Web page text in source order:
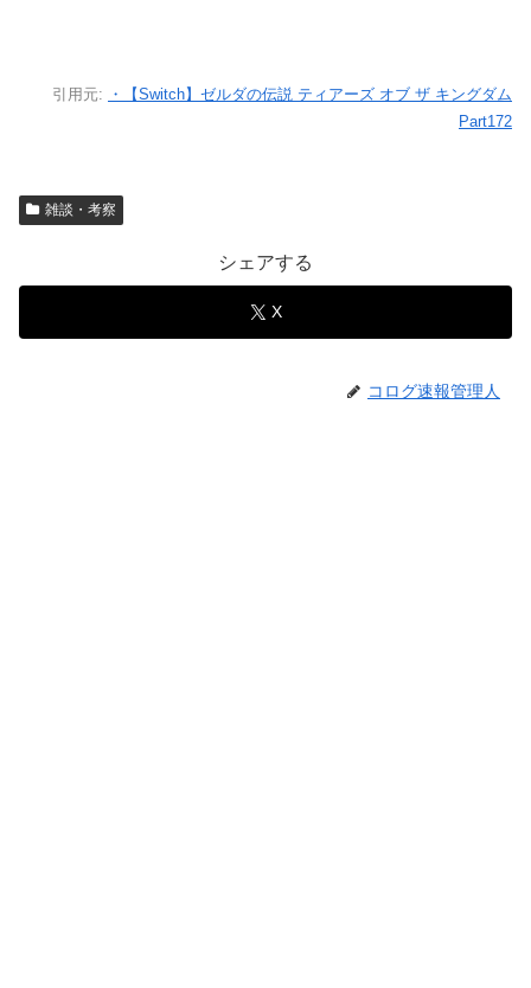
引用元:
・【Switch】ゼルダの伝説 ティアーズ オブ ザ キングダム
Part172
雑談・考察
シェアする
X
コログ速報管理人